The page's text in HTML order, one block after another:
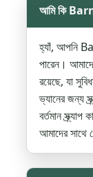
আমি কি
হ্যাঁ, আপনি
পারেন।
রয়েছে, যা
ভ্যানের জন্য
বর্তমান
আমাদের